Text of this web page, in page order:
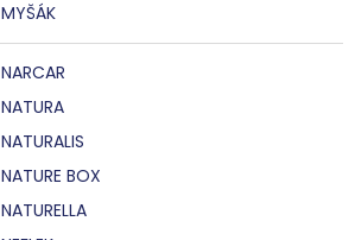
MYŠÁK
NARCAR
NATURA
NATURALIS
NATURE BOX
NATURELLA